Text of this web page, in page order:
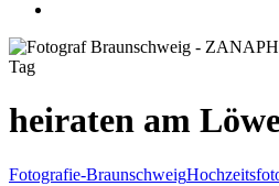
Tag
heiraten am
Fotografie-Braunschweig